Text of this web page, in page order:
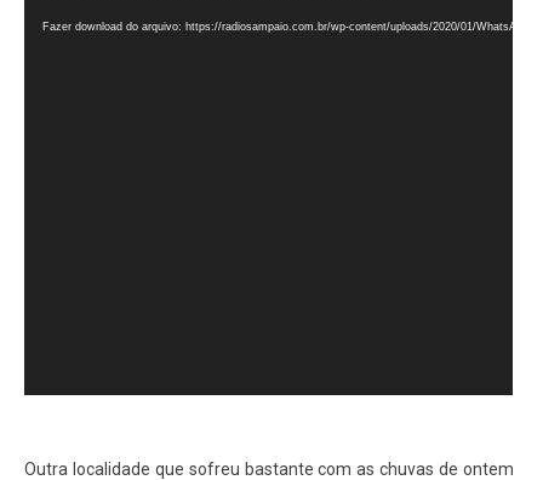
vídeo
Fazer download do arquivo: https://radiosampaio.com.br/wp-content/uploads/2020/01/WhatsApp-
Outra localidade que sofreu bastante com as chuvas de ontem